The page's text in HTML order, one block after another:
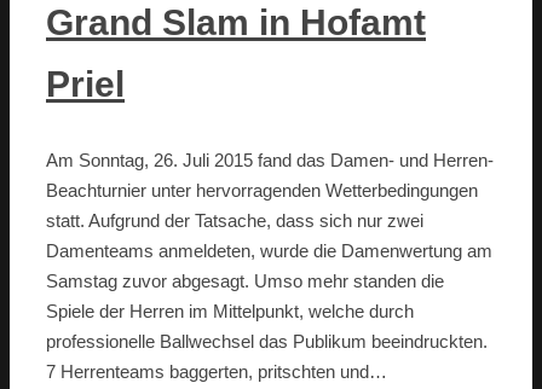
Grand Slam in Hofamt
Priel
Am Sonntag, 26. Juli 2015 fand das Damen- und Herren-
Beachturnier unter hervorragenden Wetterbedingungen
statt. Aufgrund der Tatsache, dass sich nur zwei
Damenteams anmeldeten, wurde die Damenwertung am
Samstag zuvor abgesagt. Umso mehr standen die
Spiele der Herren im Mittelpunkt, welche durch
professionelle Ballwechsel das Publikum beeindruckten.
7 Herrenteams baggerten, pritschten und…